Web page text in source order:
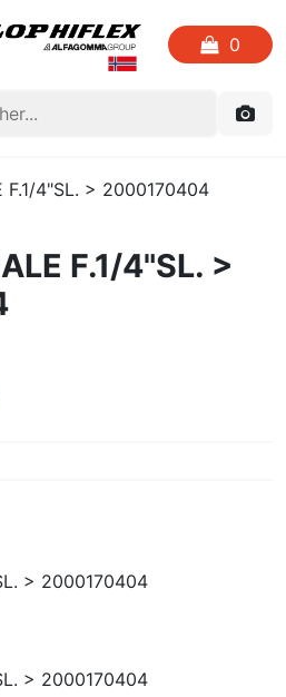
0
F.1/4"SL. > 2000170404
F.1/4"SL. >
> 2000170404
> 2000170404